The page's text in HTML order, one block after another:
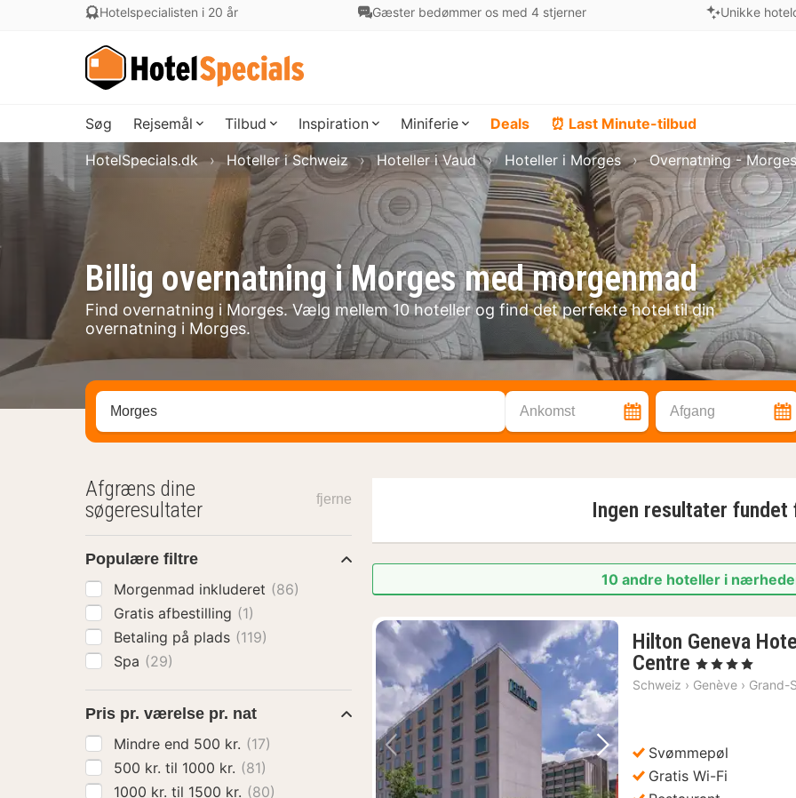
Hotelspecialisten i 20 år Gæster bedømmer os med 4 stjerner Unikke
Søg Rejsemål Tilbud Inspiration Miniferie Deals ⏰ Last Minute-tilbud
Billig overnatning i Morges med morgenmad
Find overnatning i Morges. Vælg mellem 10 hoteller og find det perfekte hotel til din
overnatning i Morges.
HotelSpecials.dk Hoteller i Schweiz Hoteller i Vaud Hoteller i Morges Overnatning - Morges
Søg efter destination ... Ankomst Afgang
Ingen resultater fundet
10 andre hoteller i
Forrige billede Næste billede
Hilton Geneva
Centre 1
nat
kr.
, 4 Stjerner
Schweiz › Genève › Grand-
Svømmepøl
Gratis Wi-Fi
Afgræns dine
søgeresultater
fjerne
Populære filtre
Morgenmad inkluderet (86)
Gratis afbestilling (1)
Betaling på plads (119)
Spa (29)
Pris pr. værelse pr. nat
Mindre end 500 kr. (17)
500 kr. til 1000 kr. (81)
1000 kr. til 1500 kr. (80)